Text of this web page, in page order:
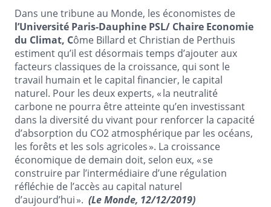
Dans une tribune au Monde, les économistes de
l’Université Paris-Dauphine PSL/ Chaire Economie
du Climat, Côme Billard et Christian de Perthuis
estiment qu’il est désormais temps d’ajouter aux
facteurs classiques de la croissance, qui sont le
travail humain et le capital financier, le capital
naturel. Pour les deux experts, « la neutralité
carbone ne pourra être atteinte qu’en investissant
dans la diversité du vivant pour renforcer la capacité
d’absorption du CO2 atmosphérique par les océans,
les forêts et les sols agricoles ». La croissance
économique de demain doit, selon eux, « se
construire par l’intermédiaire d’une régulation
réfléchie de l’accès au capital naturel
d’aujourd’hui ». (Le Monde, 12/12/2019)